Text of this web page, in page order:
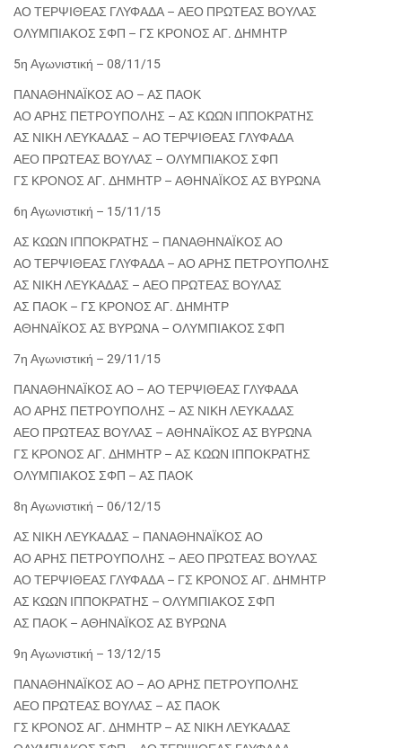
ΑΟ ΤΕΡΨΙΘΕΑΣ ΓΛΥΦΑΔΑ – ΑΕΟ ΠΡΩΤΕΑΣ ΒΟΥΛΑΣ
ΟΛΥΜΠΙΑΚΟΣ ΣΦΠ – ΓΣ ΚΡΟΝΟΣ ΑΓ. ΔΗΜΗΤΡ
5η Αγωνιστική – 08/11/15
ΠΑΝΑΘΗΝΑΪΚΟΣ ΑΟ – ΑΣ ΠΑΟΚ
ΑΟ ΑΡΗΣ ΠΕΤΡΟΥΠΟΛΗΣ – ΑΣ ΚΩΩΝ ΙΠΠΟΚΡΑΤΗΣ
ΑΣ ΝΙΚΗ ΛΕΥΚΑΔΑΣ – ΑΟ ΤΕΡΨΙΘΕΑΣ ΓΛΥΦΑΔΑ
ΑΕΟ ΠΡΩΤΕΑΣ ΒΟΥΛΑΣ – ΟΛΥΜΠΙΑΚΟΣ ΣΦΠ
ΓΣ ΚΡΟΝΟΣ ΑΓ. ΔΗΜΗΤΡ – ΑΘΗΝΑΪΚΟΣ ΑΣ ΒΥΡΩΝΑ
6η Αγωνιστική – 15/11/15
ΑΣ ΚΩΩΝ ΙΠΠΟΚΡΑΤΗΣ – ΠΑΝΑΘΗΝΑΪΚΟΣ ΑΟ
ΑΟ ΤΕΡΨΙΘΕΑΣ ΓΛΥΦΑΔΑ – ΑΟ ΑΡΗΣ ΠΕΤΡΟΥΠΟΛΗΣ
ΑΣ ΝΙΚΗ ΛΕΥΚΑΔΑΣ – ΑΕΟ ΠΡΩΤΕΑΣ ΒΟΥΛΑΣ
ΑΣ ΠΑΟΚ – ΓΣ ΚΡΟΝΟΣ ΑΓ. ΔΗΜΗΤΡ
ΑΘΗΝΑΪΚΟΣ ΑΣ ΒΥΡΩΝΑ – ΟΛΥΜΠΙΑΚΟΣ ΣΦΠ
7η Αγωνιστική – 29/11/15
ΠΑΝΑΘΗΝΑΪΚΟΣ ΑΟ – ΑΟ ΤΕΡΨΙΘΕΑΣ ΓΛΥΦΑΔΑ
ΑΟ ΑΡΗΣ ΠΕΤΡΟΥΠΟΛΗΣ – ΑΣ ΝΙΚΗ ΛΕΥΚΑΔΑΣ
ΑΕΟ ΠΡΩΤΕΑΣ ΒΟΥΛΑΣ – ΑΘΗΝΑΪΚΟΣ ΑΣ ΒΥΡΩΝΑ
ΓΣ ΚΡΟΝΟΣ ΑΓ. ΔΗΜΗΤΡ – ΑΣ ΚΩΩΝ ΙΠΠΟΚΡΑΤΗΣ
ΟΛΥΜΠΙΑΚΟΣ ΣΦΠ – ΑΣ ΠΑΟΚ
8η Αγωνιστική – 06/12/15
ΑΣ ΝΙΚΗ ΛΕΥΚΑΔΑΣ – ΠΑΝΑΘΗΝΑΪΚΟΣ ΑΟ
ΑΟ ΑΡΗΣ ΠΕΤΡΟΥΠΟΛΗΣ – ΑΕΟ ΠΡΩΤΕΑΣ ΒΟΥΛΑΣ
ΑΟ ΤΕΡΨΙΘΕΑΣ ΓΛΥΦΑΔΑ – ΓΣ ΚΡΟΝΟΣ ΑΓ. ΔΗΜΗΤΡ
ΑΣ ΚΩΩΝ ΙΠΠΟΚΡΑΤΗΣ – ΟΛΥΜΠΙΑΚΟΣ ΣΦΠ
ΑΣ ΠΑΟΚ – ΑΘΗΝΑΪΚΟΣ ΑΣ ΒΥΡΩΝΑ
9η Αγωνιστική – 13/12/15
ΠΑΝΑΘΗΝΑΪΚΟΣ ΑΟ – ΑΟ ΑΡΗΣ ΠΕΤΡΟΥΠΟΛΗΣ
ΑΕΟ ΠΡΩΤΕΑΣ ΒΟΥΛΑΣ – ΑΣ ΠΑΟΚ
ΓΣ ΚΡΟΝΟΣ ΑΓ. ΔΗΜΗΤΡ – ΑΣ ΝΙΚΗ ΛΕΥΚΑΔΑΣ